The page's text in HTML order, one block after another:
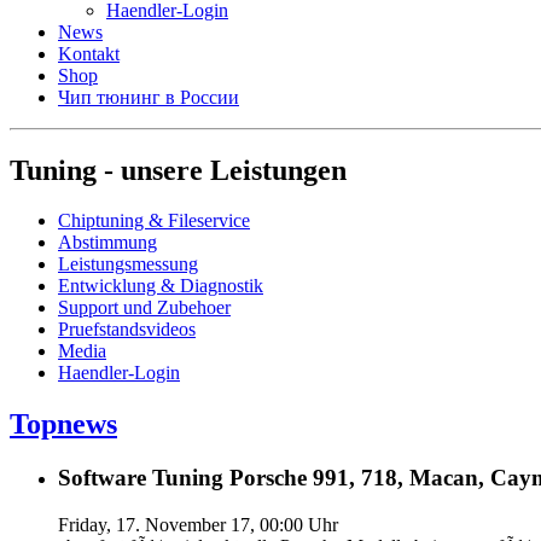
Haendler-Login
News
Kontakt
Shop
Чип тюнинг в России
Tuning - unsere Leistungen
Chiptuning & Fileservice
Abstimmung
Leistungsmessung
Entwicklung & Diagnostik
Support und Zubehoer
Pruefstandsvideos
Media
Haendler-Login
Topnews
Software Tuning Porsche 991, 718, Macan,
Friday, 17. November 17, 00:00 Uhr